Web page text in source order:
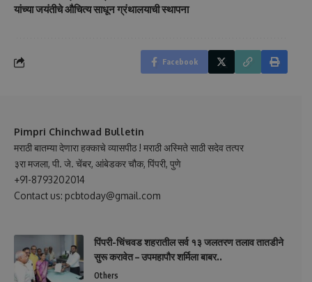
यांच्या जयंतीचे औचित्य साधून ग्रंथालयाची स्थापना
Facebook
Pimpri Chinchwad Bulletin
मराठी बातम्या देणारा हक्काचे व्यासपीठ ! मराठी अस्मिते साठी सदेव तत्पर
३रा मजला, पी. जे. चेंबर, आंबेडकर चौक, पिंपरी, पुणे
+91-8793202014
Contact us: pcbtoday@gmail.com
पिंपरी-चिंचवड शहरातील सर्व १३ जलतरण तलाव तातडीने
सुरू करावेत – उपमहापौर शर्मिला बाबर..
Others